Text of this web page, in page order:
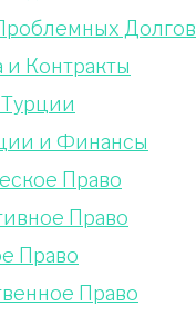
Долгов
и Контракты
и Финансы
Право
Право
Право
Право